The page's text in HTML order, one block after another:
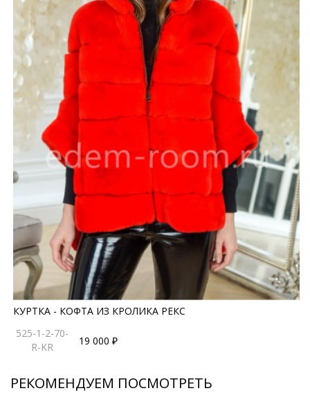
КУРТКА - КОФТА ИЗ КРОЛИКА РЕКС
525-1-2-70-
R-KR
19 000 ₽
РЕКОМЕНДУЕМ ПОСМОТРЕТЬ